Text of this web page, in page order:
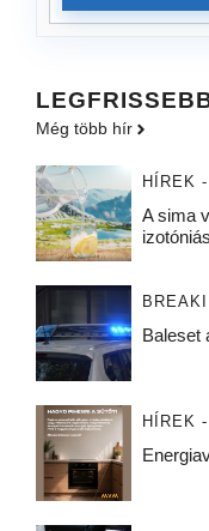
Még több hír
HÍREK
A sima
Baleset
HÍREK